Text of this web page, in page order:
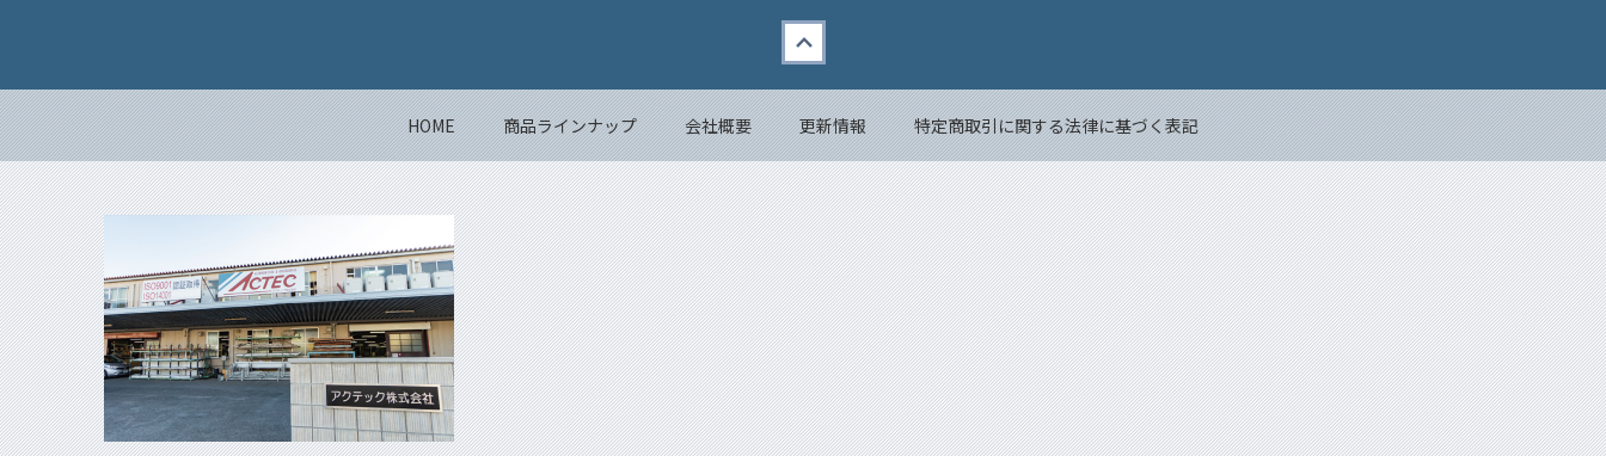
HOME 商品ラインナップ 会社概要 更新情報 特定商取引に関する法律に基づく表記
Back to top